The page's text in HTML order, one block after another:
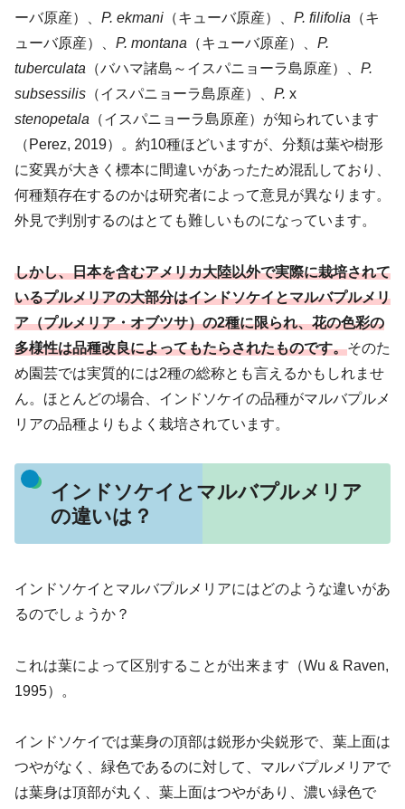
ーバ原産）、 P. ekmani （キューバ原産）、 P. filifolia （キ
ューバ原産）、 P. montana （キューバ原産）、 P.
tuberculata （バハマ諸島～イスパニョーラ島原産）、 P.
subsessilis （イスパニョーラ島原産）、 P. x
stenopetala （イスパニョーラ島原産）が知られています
（Perez, 2019）。約10種ほどいますが、分類は葉や樹形
に変異が大きく標本に間違いがあったため混乱しており、
何種類存在するのかは研究者によって意見が異なります。
外見で判別するのはとても難しいものになっています。
しかし、日本を含むアメリカ大陸以外で実際に栽培されて
いるプルメリアの大部分はインドソケイとマルバプルメリ
ア（プルメリア・オブツサ）の2種に限られ、花の色彩の
多様性は品種改良によってもたらされたものです。そのた
め園芸では実質的には2種の総称とも言えるかもしれませ
ん。ほとんどの場合、インドソケイの品種がマルバプルメ
リアの品種よりもよく栽培されています。
インドソケイとマルバプルメリア
の違いは？
インドソケイとマルバプルメリアにはどのような違いがあ
るのでしょうか？
これは葉によって区別することが出来ます（Wu & Raven,
1995）。
インドソケイでは葉身の頂部は鋭形か尖鋭形で、葉上面は
つやがなく、緑色であるのに対して、マルバプルメリアで
は葉身は頂部が丸く、葉上面はつやがあり、濃い緑色で